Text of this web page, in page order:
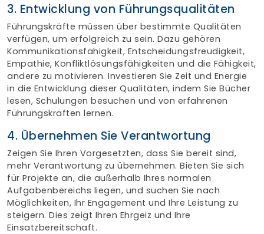
3. Entwicklung von Führungsqualitäten
Führungskräfte müssen über bestimmte Qualitäten
verfügen, um erfolgreich zu sein. Dazu gehören
Kommunikationsfähigkeit, Entscheidungsfreudigkeit,
Empathie, Konfliktlösungsfähigkeiten und die Fähigkeit,
andere zu motivieren. Investieren Sie Zeit und Energie
in die Entwicklung dieser Qualitäten, indem Sie Bücher
lesen, Schulungen besuchen und von erfahrenen
Führungskräften lernen.
4. Übernehmen Sie Verantwortung
Zeigen Sie Ihren Vorgesetzten, dass Sie bereit sind,
mehr Verantwortung zu übernehmen. Bieten Sie sich
für Projekte an, die außerhalb Ihres normalen
Aufgabenbereichs liegen, und suchen Sie nach
Möglichkeiten, Ihr Engagement und Ihre Leistung zu
steigern. Dies zeigt Ihren Ehrgeiz und Ihre
Einsatzbereitschaft.